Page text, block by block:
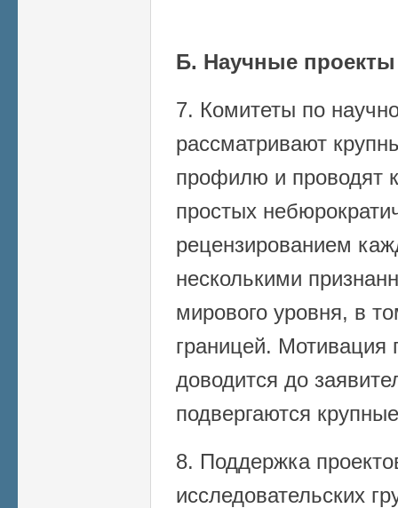
Б. Научные проекты
7. Комитеты по
рассматривают
профилю и проводят
простых
рецензированием
несколькими
мирового уровня, в
границей.
доводится до
подвергаются
8. Поддержка
исследовательских